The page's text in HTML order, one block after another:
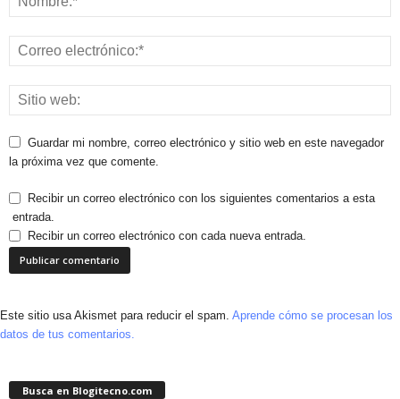
Guardar mi nombre, correo electrónico y sitio web en este navegador
la próxima vez que comente.
Recibir un correo electrónico con los siguientes comentarios a esta
entrada.
Recibir un correo electrónico con cada nueva entrada.
Este sitio usa Akismet para reducir el spam. Aprende cómo se procesan los
datos de tus comentarios.
Busca en Blogitecno.com